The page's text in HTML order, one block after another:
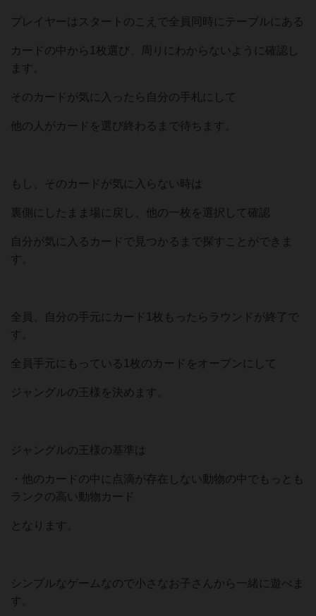
プレイヤーはスタートのこえで全員同時にテーブルにある
カードの中から1枚選び、周りにわからないように確認し
ます。
そのカードが気に入ったら自分の手札にして
他の人がカードを選び終わるまで待ちます。
もし、そのカードが気に入らない時は
裏側にしたまま場に戻し、他の一枚を選択して確認
自分が気に入るカードで見つかるまで探すことができま
す。
全員、自分の手元にカード1枚もったらラウンドが終了で
す。
全員手元にもっている1枚のカードをオープンにして
ジャングルの王様を決めます。
ジャングルの王様の基準は
・他のカードの中に点滴が存在しない動物の中でもっとも
ランクの高い動物カード
となります。
シンプルなゲームなので小さなお子さんから一緒に遊べま
す。